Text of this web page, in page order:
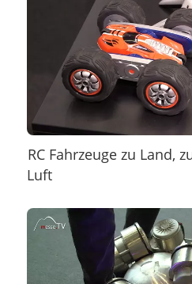
RC Fahrzeuge zu Land,
Luft